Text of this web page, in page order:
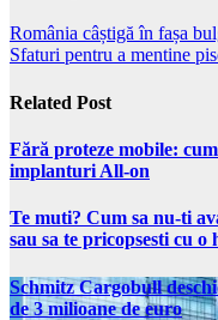
România câștigă în fașa
Sfaturi pentru a mentine
Related Post
Fără proteze mobile:
implanturi All-on
Te muti? Cum sa nu-ti
sau sa te pricopsesti cu o
Schmitz Cargobull
de 3 milioane de euro